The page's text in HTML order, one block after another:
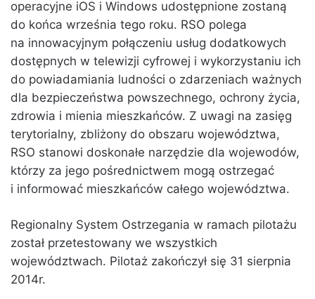
operacyjne iOS i Windows udostępnione zostaną
do końca września tego roku. RSO polega
na innowacyjnym połączeniu usług dodatkowych
dostępnych w telewizji cyfrowej i wykorzystaniu ich
do powiadamiania ludności o zdarzeniach ważnych
dla bezpieczeństwa powszechnego, ochrony życia,
zdrowia i mienia mieszkańców. Z uwagi na zasięg
terytorialny, zbliżony do obszaru województwa,
RSO stanowi doskonałe narzędzie dla wojewodów,
którzy za jego pośrednictwem mogą ostrzegać
i informować mieszkańców całego województwa.
Regionalny System Ostrzegania w ramach pilotażu
został przetestowany we wszystkich
województwach. Pilotaż zakończył się 31 sierpnia
2014r.